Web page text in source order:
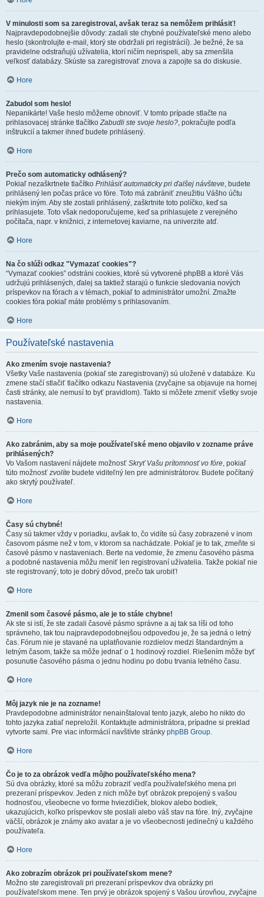
V minulosti som sa zaregistroval, avšak teraz sa nemôžem prihlásiť!
Najpravdepodobnejšie dôvody: zadali ste chybné používateľské meno alebo
heslo (skontrolujte e-mail, ktorý ste obdržali pri registrácií). Je bežné, že sa
pravidelne odstraňujú užívatelia, ktorí ničím neprispeli, aby sa zmenšila
veľkosť databázy. Skúste sa zaregistrovať znova a zapojte sa do diskusie.
Hore
Zabudol som heslo!
Nepanikárte! Vaše heslo môžeme obnoviť. V tomto prípade stlačte na
prihlasovacej stránke tlačítkoZabudli ste svoje heslo?, pokračujte podľa
inštrukcií a takmer ihneď budete prihlásený.
Hore
Prečo som automaticky odhlásený?
Pokiaľ nezaškrtnete tlačítko Prihlásiť automaticky pri ďalšej návšteve, budete
prihlásený len počas práce vo fóre. Toto má zabrániť zneužitiu Vášho účtu
niekým iným. Aby ste zostali prihlásený, zaškrtnite toto políčko, keď sa
prihlasujete. Toto však nedoporučujeme, keď sa prihlasujete z verejného
počítača, napr. v knižnici, z internetovej kaviarne, na univerzite atď.
Hore
Na čo slúži odkaz "Vymazať cookies"?
“Vymazať cookies” odstráni cookies, ktoré sú vytvorené phpBB a ktoré Vás
udržujú prihlásených, ďalej sa taktiež starajú o funkcie sledovania nových
príspevkov na fórach a v témach, pokiaľ to administrátor umožní. Zmažte
cookies fóra pokiaľ máte problémy s prihlasovaním.
Hore
Používateľské nastavenia
Ako zmením svoje nastavenia?
Všetky Vaše nastavenia (pokiaľ ste zaregistrovaný) sú uložené v databáze. Ku
zmene stačí stlačiť tlačítko odkazu Nastavenia (zvyčajne sa objavuje na hornej
časti stránky, ale nemusí to byť pravidlom). Takto si môžete zmeniť všetky svoje
nastavenia.
Hore
Ako zabránim, aby sa moje používateľské meno objavilo v zozname práve
prihlásených?
Vo Vašom nastavení nájdete možnosť Skryť Vašu prítomnosť vo fóre, pokiaľ
túto možnosť zvolíte budete viditeľný len pre administrátorov. Budete počítaný
ako skrytý používateľ.
Hore
Časy sú chybné!
Časy sú takmer vždy v poriadku, avšak to, čo vidíte sú časy zobrazené v inom
časovom pásme než v tom, v ktorom sa nachádzate. Pokiaľ je to tak, zmeňte si
časové pásmo v nastaveniach. Berte na vedomie, že zmenu časového pásma
a podobné nastavenia môžu meniť len registrovaní užívatelia. Takže pokiaľ nie
ste registrovaný, toto je dobrý dôvod, prečo tak urobiť!
Hore
Zmenil som časové pásmo, ale je to stále chybne!
Ak ste si istí, že ste zadali časové pásmo správne a aj tak sa líši od toho
správneho, tak tou najpravdepodobnejšou odpoveďou je, že sa jedná o letný
čas. Fórum nie je stavané na uplatňovanie rozdielov medzi štandardným a
letným časom, takže sa môže jednať o 1 hodinový rozdiel. Riešením môže byť
posunutie časového pásma o jednu hodinu po dobu trvania letného času.
Hore
Môj jazyk nie je na zozname!
Pravdepodobne administrátor nenainštaloval tento jazyk, alebo ho nikto do
tohto jazyka zatiaľ nepreložil. Kontaktujte administrátora, prípadne si preklad
vytvorte sami. Pre viac informácií navštívte stránky phpBB Group.
Hore
Čo je to za obrázok vedľa môjho používateľského mena?
Sú dva obrázky, ktoré sa môžu zobraziť vedľa používateľského mena pri
prezeraní príspevkov. Jeden z nich môže byť obrázok prepojený s vašou
hodnosťou, všeobecne vo forme hviezdičiek, blokov alebo bodiek,
ukazujúcich, koľko príspevkov ste poslali alebo váš stav na fóre. Iný, zvyčajne
väčší, obrázok je známy ako avatar a je vo všeobecnosti jedinečný u každého
používateľa.
Hore
Ako zobrazím obrázok pri používateľskom mene?
Možno ste zaregistrovali pri prezeraní príspevkov dva obrázky pri
používateľskom mene. Ten prvý je obrázok spojený s Vašou úrovňou, zvyčajne